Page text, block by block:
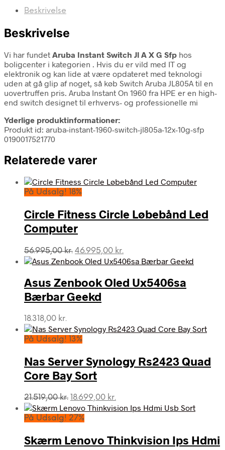
Beskrivelse
Beskrivelse
Vi har fundet Aruba Instant Switch Jl A X G Sfp hos
boligcenter i kategorien . Hvis du er vild med IT og
elektronik og kan lide at være opdateret med teknologi
uden at gå glip af noget, så køb Switch Aruba JL805A til en
uovertruffen pris. Aruba Instant On 1960 fra HPE er en high-
end switch designet til erhvervs- og professionelle mi
Yderlige produktinformationer:
Produkt id: aruba-instant-1960-switch-jl805a-12x-10g-sfp
0190017521770
Relaterede varer
På Udsalg! 18%
Circle Fitness Circle Løbebånd Led
Computer
56.995,00kr. Den
oprindelige
var:
56.995,00 kr..
46.995,00 kr.
aktuelle
er:
46.995,00 kr..
Asus Zenbook Oled Ux5406sa
Bærbar Geekd
18.318,00 kr.
På Udsalg! 13%
Nas Server Synology Rs2423 Quad
Core Bay Sort
21.519,00kr. Den
oprindelige
pris
21.519,00 kr..
18.699,00 kr.
aktuelle
18.699,00 kr..
På Udsalg! 27%
Skærm Lenovo Thinkvision Ips Hdmi